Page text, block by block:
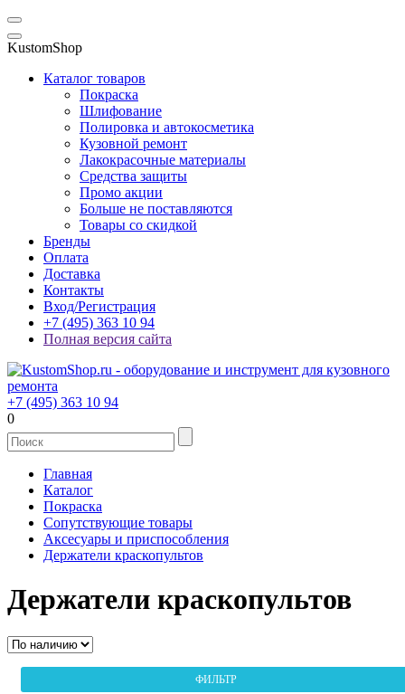
KustomShop
Каталог товаров
Покраска
Шлифование
Полировка и автокосметика
Кузовной ремонт
Лакокрасочные материалы
Средства защиты
Промо акции
Больше не поставляются
Товары со скидкой
Бренды
Оплата
Доставка
Контакты
Вход/Регистрация
+7 (495) 363 10 94
Полная версия сайта
+7 (495) 363 10 94
0
Главная
Каталог
Покраска
Сопутствующие товары
Аксесуары и приспособления
Держатели краскопультов
Держатели краскопультов
ФИЛЬТР